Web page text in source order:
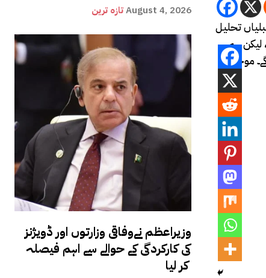
تازہ ترینAugust 4, 2026
وزیراعظم نےوفاقی وزارتوں اور ڈویژنز
کی کارکردگی کے حوالے سے اہم فیصلہ
کر لیا
تحلیل
لیکن ہم
موجودہ